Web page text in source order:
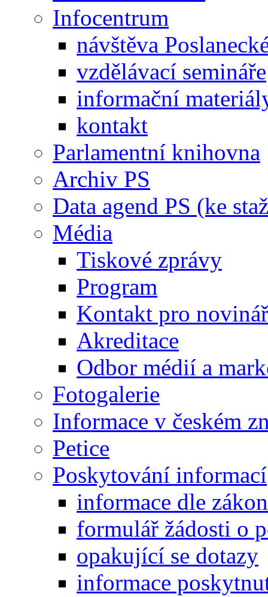
Infocentrum
návštěva
vzdělávací semináře
informační
kontakt
Parlamentní knihovna
Archiv PS
Data agend PS (ke
Média
Tiskové zprávy
Program
Kontakt pro
Akreditace
Odbor médií a
Fotogalerie
Informace v českém
Petice
Poskytování informací
informace dle
formulář žádosti o
opakující se dotazy
informace